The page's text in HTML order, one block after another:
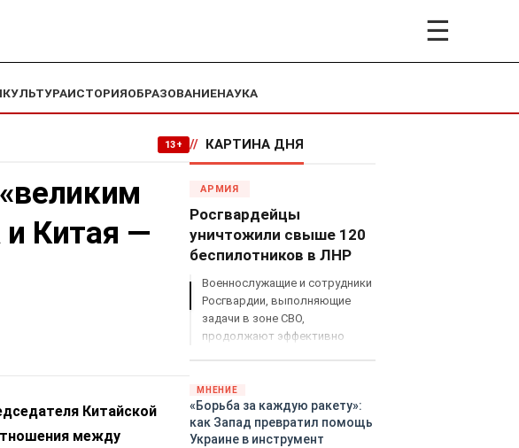
☰
КУЛЬТУРАИСТОРИЯОБРАЗОВАНИЕНАУКА
13+
Китая —
Китайской
между
// КАРТИНА ДНЯ
АРМИЯ
Росгвардейцы
уничтожили свыше 120
беспилотников в ЛНР
Военнослужащие и сотрудники
Росгвардии, выполняющие
задачи в зоне СВО,
продолжают эффективно
МНЕНИЕ
«Борьба за каждую ракету»:
как Запад превратил помощь
Украине в инструмент